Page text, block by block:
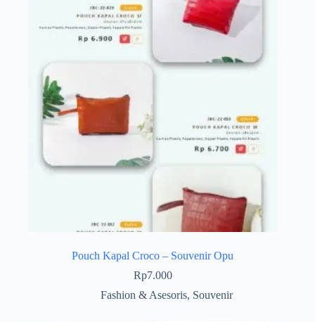
Pouch Kapal Croco – Souvenir Opu
Rp7.000
Fashion & Asesoris, Souvenir